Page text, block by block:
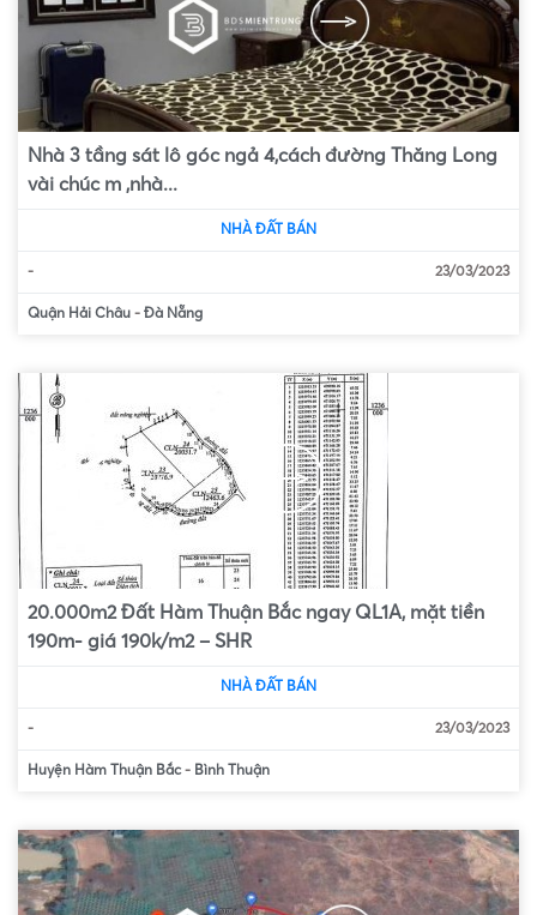
Nhà 3 tầng sát lô góc ngả 4,cách đường Thăng Long
vài chúc m ,nhà...
NHÀ ĐẤT BÁN
- 23/03/2023
Quận Hải Châu - Đà Nẵng
20.000m2 Đất Hàm Thuận Bắc ngay QL1A, mặt tiền
190m- giá 190k/m2 – SHR
NHÀ ĐẤT BÁN
- 23/03/2023
Huyện Hàm Thuận Bắc - Bình Thuận